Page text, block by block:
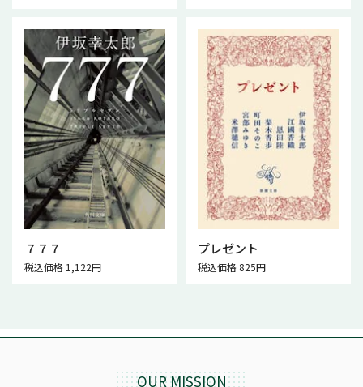
７７７
税込価格 1,122円
プレゼント
税込価格 825円
OUR MISSION